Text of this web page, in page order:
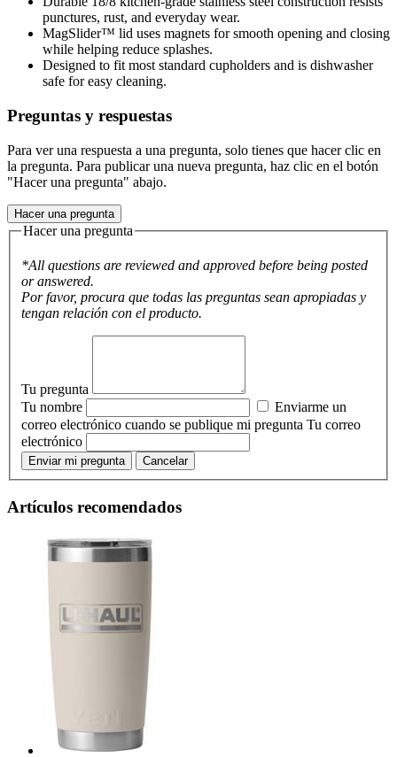
punctures, rust, and everyday wear.
MagSlider™ lid uses magnets for smooth opening and closing
while helping reduce splashes.
Designed to fit most standard cupholders and is dishwasher
safe for easy cleaning.
Preguntas y respuestas
Para ver una respuesta a una pregunta, solo tienes que hacer clic en
la pregunta. Para publicar una nueva pregunta, haz clic en el botón
"Hacer una pregunta" abajo.
Hacer una pregunta
Hacer una pregunta
*All questions are reviewed and approved before being posted
or answered.
Por favor, procura que todas las preguntas sean apropiadas y
tengan relación con el producto.
Tu pregunta
Tu nombre
Enviarme un
correo electrónico cuando se publique mi pregunta Tu correo
electrónico
Enviar mi pregunta Cancelar
Artículos recomendados